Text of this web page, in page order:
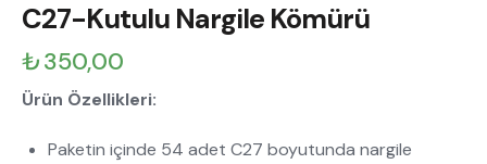
C27-Kutulu Nargile Kömürü
₺350,00
Ürün Özellikleri:
Paketin içinde 54 adet C27 boyutunda nargile